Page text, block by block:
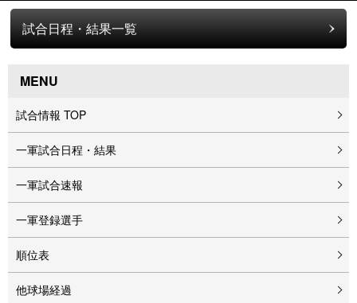
試合日程・結果一覧
MENU
試合情報 TOP
一軍試合日程・結果
一軍試合速報
一軍登録選手
順位表
他球場経過